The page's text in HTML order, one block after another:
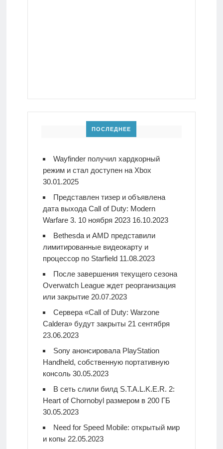
ПОСЛЕДНЕЕ
Wayfinder получил хардкорный
режим и стал доступен на Xbox
30.01.2025
Представлен тизер и объявлена
дата выхода Call of Duty: Modern
Warfare 3. 10 ноября 2023 16.10.2023
Bethesda и AMD представили
лимитированные видеокарту и
процессор по Starfield 11.08.2023
После завершения текущего сезона
Overwatch League ждет реорганизация
или закрытие 20.07.2023
Сервера «Call of Duty: Warzone
Caldera» будут закрыты 21 сентября
23.06.2023
Sony анонсировала PlayStation
Handheld, собственную портативную
консоль 30.05.2023
В сеть слили билд S.T.A.L.K.E.R. 2:
Heart of Chornobyl размером в 200 ГБ
30.05.2023
Need for Speed Mobile: открытый мир
и копы 22.05.2023